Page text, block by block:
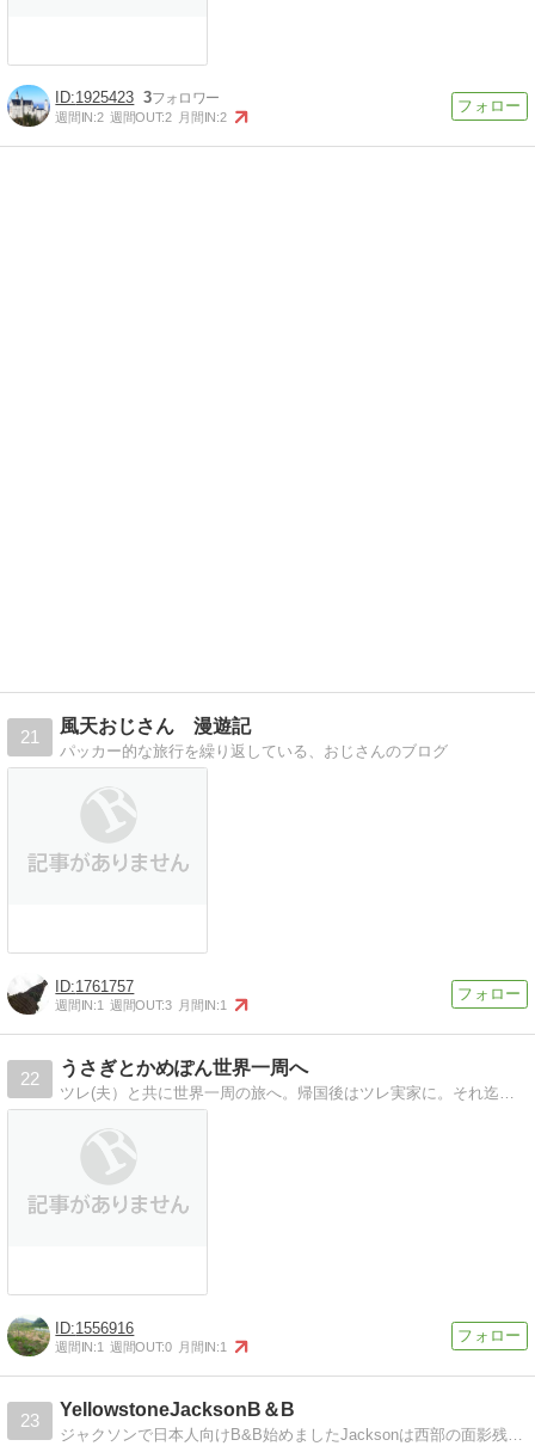
1925423 3
週間IN:2 週間OUT:2 月間IN:2
21
風天おじさん 漫遊記
パッカー的な旅行を繰り返している、おじさんのブログ
1761757
週間IN:1 週間OUT:3 月間IN:1
22
うさぎとかめぽん世界一周へ
ツレ(夫）と共に世界一周の旅へ。帰国後はツレ実家に。それ迄悔いの無い体験を積む冒険の旅へ！
1556916
週間IN:1 週間OUT:0 月間IN:1
23
YellowstoneJacksonB＆B
ジャクソンで日本人向けB&B始めましたJacksonは西部の面影残る素敵な町アメリカでも有数の人気観光地